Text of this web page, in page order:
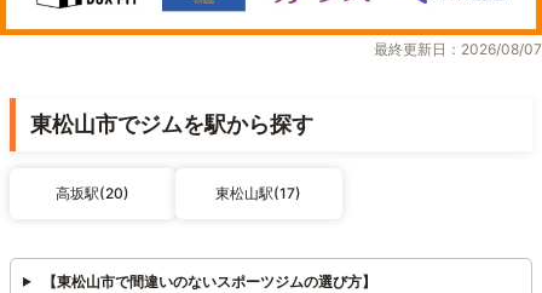
最終更新日：2026/08/07
東松山市でジムを駅から探す
高坂駅(20) 東松山駅(17)
【東松山市で間違いのないスポーツジムの選び方】